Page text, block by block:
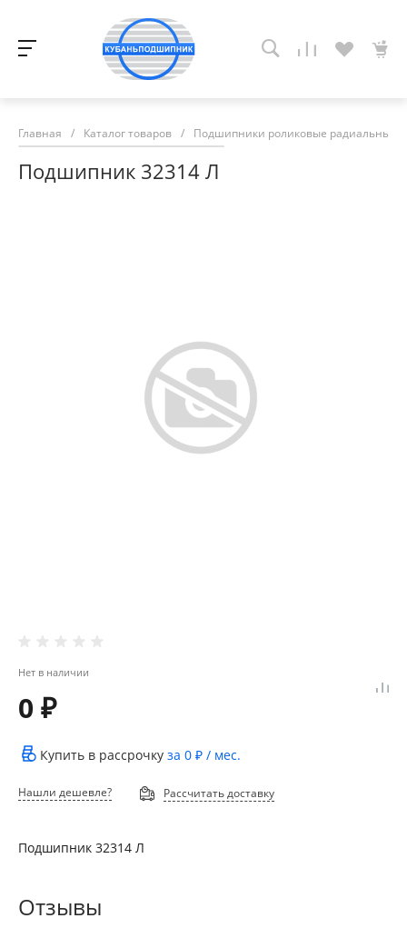
Главная / Каталог товаров / Подшипники роликовые радиальные
Подшипник 32314 Л
Нет в наличии
0 ₽
Купить в рассрочку за 0 ₽ / мес.
Нашли дешевле? Рассчитать доставку
Подшипник 32314 Л
Отзывы